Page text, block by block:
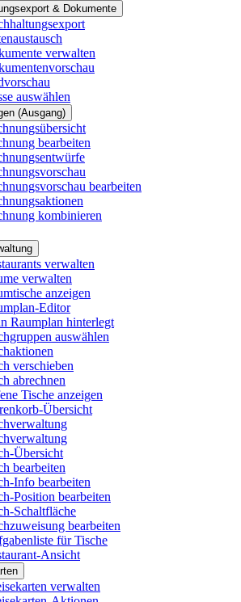
& Dokumente
verwalten
auswählen
(Ausgang)
bearbeiten
bearbeiten
kombinieren
verwalten
verwalten
anzeigen
Editor
Raumplan hinterlegt
auswählen
verschieben
abrechnen
Tische anzeigen
Übersicht
Übersicht
bearbeiten
Info bearbeiten
Position bearbeiten
Schaltfläche
bearbeiten
für Tische
Ansicht
verwalten